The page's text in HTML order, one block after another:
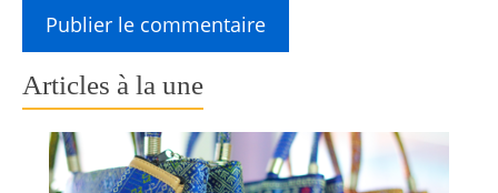
Articles à la une